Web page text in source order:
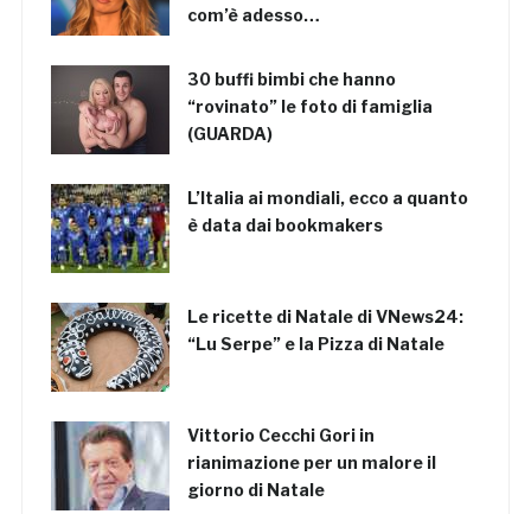
com’è adesso…
30 buffi bimbi che hanno
“rovinato” le foto di famiglia
(GUARDA)
L’Italia ai mondiali, ecco a quanto
è data dai bookmakers
Le ricette di Natale di VNews24:
“Lu Serpe” e la Pizza di Natale
Vittorio Cecchi Gori in
rianimazione per un malore il
giorno di Natale